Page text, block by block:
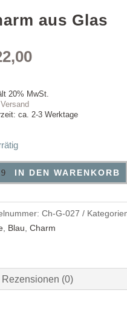
aus Glas
20% MwSt.
Versand
ca. 2-3 Werktage
IN DEN WARENKORB
Ch-G-027
, Blau, Charm
Rezensionen (0)